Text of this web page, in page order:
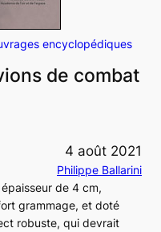
encyclopédiques
de combat
4 août 2021
Philippe Ballarini
de 4 cm,
grammage, et doté
robuste, qui devrait